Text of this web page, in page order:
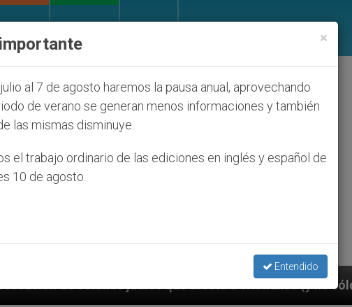
que afecta a cristianos (y no sólo) en Tierra Santa
×
al 7 de agosto haremos la pausa anual, aprovechando
de verano se generan menos informaciones y también
las mismas disminuye.
el trabajo ordinario de las ediciones en inglés y español de
10 de agosto.
Entendido